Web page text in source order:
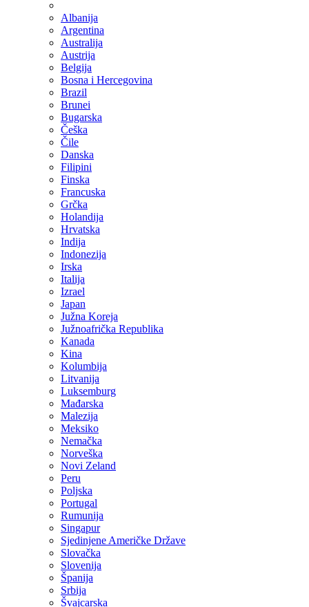
Albanija
Argentina
Australija
Austrija
Belgija
Bosna i Hercegovina
Brazil
Brunei
Bugarska
Češka
Čile
Danska
Filipini
Finska
Francuska
Grčka
Holandija
Hrvatska
Indija
Indonezija
Irska
Italija
Izrael
Japan
Južna Koreja
Južnoafrička Republika
Kanada
Kina
Kolumbija
Litvanija
Luksemburg
Mađarska
Malezija
Meksiko
Nemačka
Norveška
Novi Zeland
Peru
Poljska
Portugal
Rumunija
Singapur
Sjedinjene Američke Države
Slovačka
Slovenija
Španija
Srbija
Švajcarska